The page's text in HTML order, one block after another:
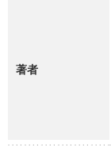
著者